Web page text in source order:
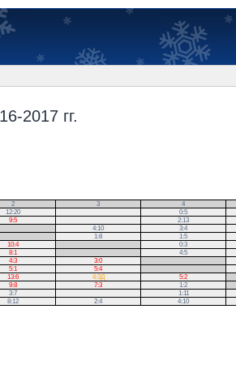
2017 гг.
2 3 4
12:20 0:5
9:5 2:13
4:10 3:4
1:8 1:5
10:4 0:3
8:1 4:5
4:3 3:0
5:1 5:4
13:6 4:3Д 5:2
9:8 7:3 1:2
3:7 1:11
8:12 2:4 4:10